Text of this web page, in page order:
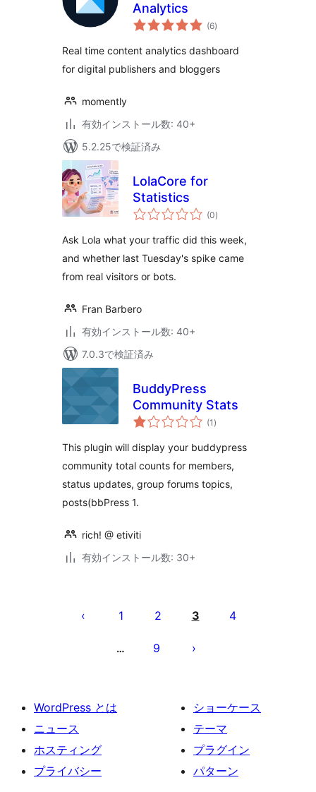
Analytics
(6個
の
価
)
Real time content analytics dashboard
for digital publishers and bloggers
momently
有効インストール数: 40+
5.2.25で検証済み
LolaCore for
Statistics
(0個
の
価
)
Ask Lola what your traffic did this week,
and whether last Tuesday's spike came
from real visitors or bots.
Fran Barbero
有効インストール数: 40+
7.0.3で検証済み
BuddyPress
Community Stats
(1 個
の
価
)
This plugin will display your buddypress
community total counts for members,
status updates, group forums topics,
posts(bbPress 1.
rich! @ etiviti
有効インストール数: 30+
送
り
1 2 3 4
… 9
WordPress とは
ニュース
ホスティング
プライバシー
ショーケース
テーマ
プラグイン
パターン